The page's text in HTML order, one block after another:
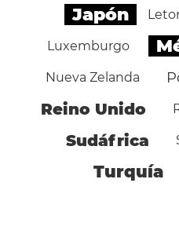
Japón
Luxemburgo
Nueva Zelanda
Reino Unido
Sudáfrica
Turquía